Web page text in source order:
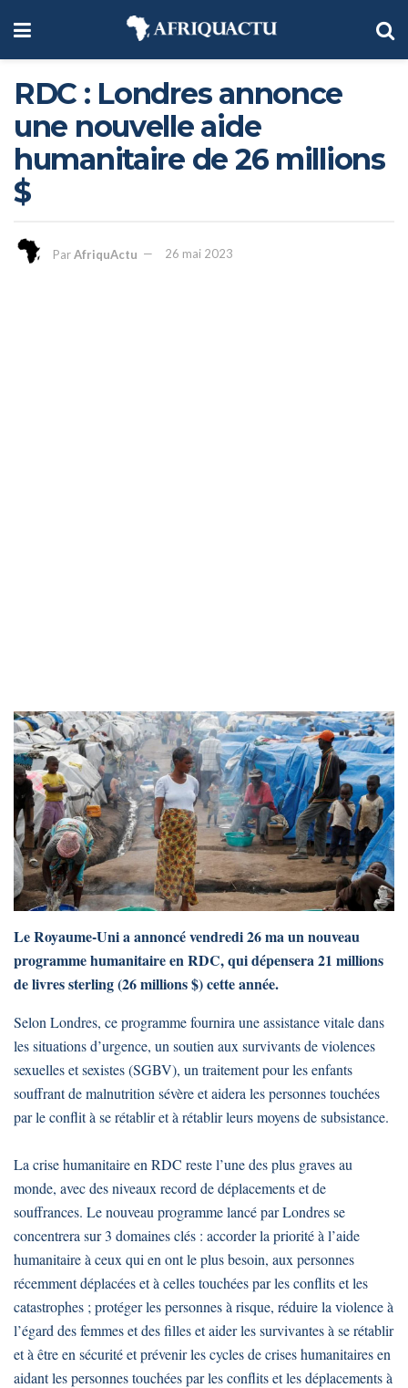
RDC : Londres annonce
une nouvelle aide
humanitaire de 26 millions
$
ParAfriquActu 26 mai 2023
Le Royaume-Uni a annoncé vendredi 26 ma un nouveau
programme humanitaire en RDC, qui dépensera 21 millions
de livres sterling (26 millions $) cette année.
Selon Londres, ce programme fournira une assistance vitale dans
les situations d’urgence, un soutien aux survivants de violences
sexuelles et sexistes (SGBV), un traitement pour les enfants
souffrant de malnutrition sévère et aidera les personnes touchées
par le conflit à se rétablir et à rétablir leurs moyens de subsistance.
La crise humanitaire en RDC reste l’une des plus graves au
monde, avec des niveaux record de déplacements et de
souffrances. Le nouveau programme lancé par Londres se
concentrera sur 3 domaines clés : accorder la priorité à l’aide
humanitaire à ceux qui en ont le plus besoin, aux personnes
récemment déplacées et à celles touchées par les conflits et les
catastrophes ; protéger les personnes à risque, réduire la violence à
l’égard des femmes et des filles et aider les survivantes à se rétablir
et à être en sécurité et prévenir les cycles de crises humanitaires en
aidant les personnes touchées par les conflits et les déplacements à